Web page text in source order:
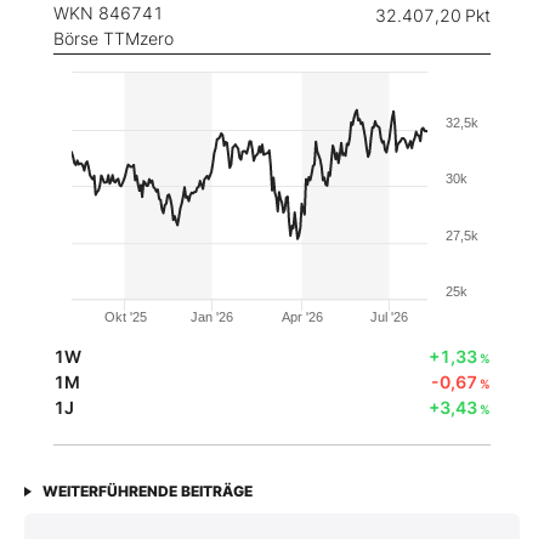
WKN 846741
Börse TTMzero
32.407,20 Pkt
Okt '25 Jan '26 Apr '26 Jul '26
25k
27,5k
30k
32,5k
1W +1,33%
1M -0,67 %
1J +3,43%
WEITERFÜHRENDE BEITRÄGE